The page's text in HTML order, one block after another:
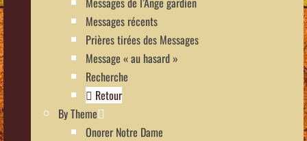
Messages récents
Prières tirées des Messages
Message « au hasard »
Recherche
Retour
By Theme
Onorer Notre Dame